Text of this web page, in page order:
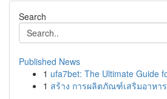
Search
Published News
1 ufa7bet: The Ultimate Guide
1 สร้าง การผลิตภัณฑ์เสริมอาหา